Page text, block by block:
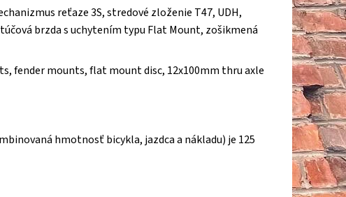
reťaze 3S, stredové zloženie T47, UDH,
brzda s uchytením typu Flat Mount, zošikmená
fender mounts, flat mount disc, 12x100mm thru axle
hmotnosť bicykla, jazdca a nákladu) je 125